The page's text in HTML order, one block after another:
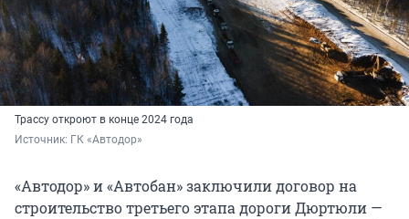
Трассу откроют в конце 2024 года
Источник: ГК «Автодор»
«Автодор» и «Автобан» заключили договор на
строительство третьего этапа дороги Дюртюли —